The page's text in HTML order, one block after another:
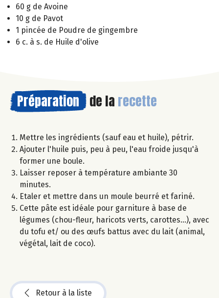
60 g de Avoine
10 g de Pavot
1 pincée de Poudre de gingembre
6 c. à s. de Huile d'olive
Préparation de la recette
Mettre les ingrédients (sauf eau et huile), pétrir.
Ajouter l'huile puis, peu à peu, l'eau froide jusqu'à
former une boule.
Laisser reposer à température ambiante 30
minutes.
Etaler et mettre dans un moule beurré et fariné.
Cette pâte est idéale pour garniture à base de
légumes (chou-fleur, haricots verts, carottes...), avec
du tofu et/ ou des œufs battus avec du lait (animal,
végétal, lait de coco).
Retour à la liste